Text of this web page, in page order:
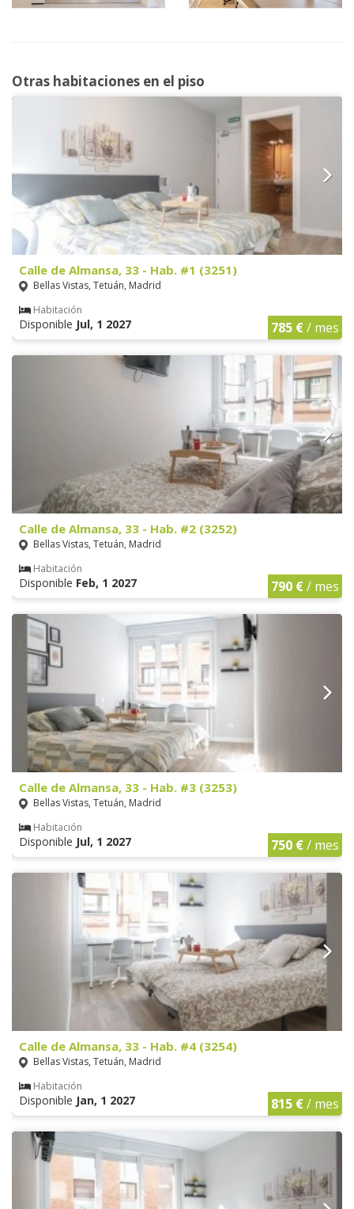
Otras habitaciones en el piso
Calle de Almansa, 33 - Hab. #1 (3251)
Bellas Vistas, Tetuán, Madrid
Habitación
Disponible Jul, 1 2027 785 €/ mes
Calle de Almansa, 33 - Hab. #2 (3252)
Bellas Vistas, Tetuán, Madrid
Habitación
Disponible Feb, 1 2027 790 €/ mes
Calle de Almansa, 33 - Hab. #3 (3253)
Bellas Vistas, Tetuán, Madrid
Habitación
Disponible Jul, 1 2027 750 €/ mes
Calle de Almansa, 33 - Hab. #4 (3254)
Bellas Vistas, Tetuán, Madrid
Habitación
Disponible Jan, 1 2027 815 €/ mes